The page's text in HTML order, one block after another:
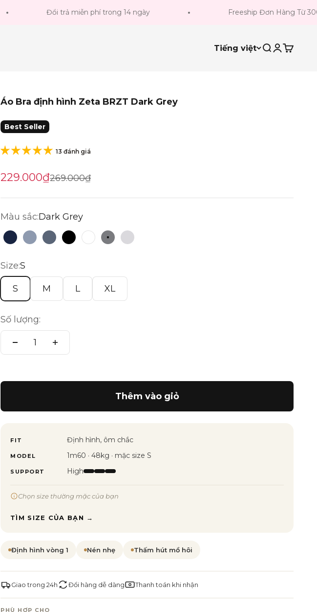
Đổi trả miễn phí trong 14 ngày Freeship Đơn Hàng Từ 300k
Tiếng việt Tìm kiếm
Đăng
Giỏ
Áo Bra định hình Zeta BRZT Dark Grey
Best Seller
13 đánh giá
Giá khuyến mãi
229.000₫Giá gốc
269.000₫
Màu sắc:Dark Grey
Blazer Navy
Xám Xanh
Rhino Grey
Đen TrắngDark GreyLight Grey
Size:S
S M L XL
Số lượng:
Thêm vào giỏ
FIT Định hình, ôm chắc
MODEL 1m60 · 48kg · mặc size S
SUPPORT High
Chọn size thường mặc của bạn
TÌM SIZE CỦA BẠN →
Định hình vòng 1 Nén nhẹ Thấm hút mồ hôi
Giao trong 24h Đổi hàng dễ dàng Thanh toán khi nhận
PHÙ HỢP CHO